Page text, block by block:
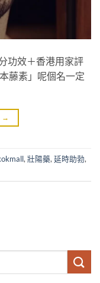
功效＋香港用家評
藤素」呢個名一定
→
, 壯陽藥, 延時助勃,